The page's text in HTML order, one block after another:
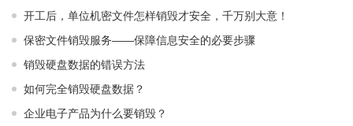
开工后，单位机密文件怎样销毁才安全，千万别大意！
保密文件销毁服务——保障信息安全的必要步骤
销毁硬盘数据的错误方法
如何完全销毁硬盘数据？
企业电子产品为什么要销毁？